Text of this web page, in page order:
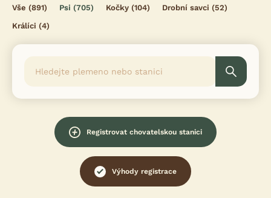
Vše (891) Psi (705) Kočky (104) Drobní savci (52)
Králíci (4)
Registrovat chovatelskou stanici
Výhody registrace